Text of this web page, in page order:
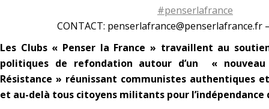
#penserlafrance
CONTACT: penserlafrance@penserlafrance.fr
Les Clubs « Penser la France » travaillent au
politiques de refondation autour d’un «
Résistance » réunissant communistes authentiques
et au-delà tous citoyens militants pour l’indépendance